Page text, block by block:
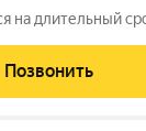
на длительный
Позвонить